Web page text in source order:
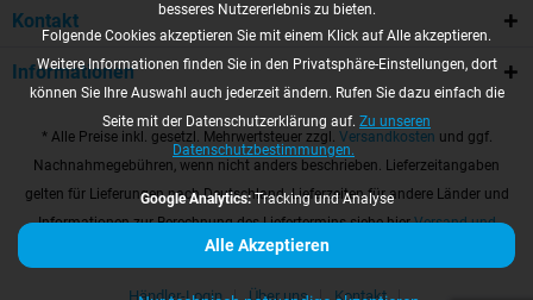
Kontakt
Informationen
* Alle Preise inkl. gesetzl. Mehrwertsteuer zzgl. Versandkosten und ggf.
Nachnahmegebühren, wenn nicht anders beschrieben. Lieferzeitangaben
gelten für Lieferungen nach Deutschland. Lieferzeiten für andere Länder und
Informationen zur Berechnung des Liefertermins siehe hierVersand und
Zahlungsbedingungen
Händler-Login Über uns Kontakt
besseres Nutzererlebnis zu bieten.
Folgende Cookies akzeptieren Sie mit einem Klick auf Alle akzeptieren.
Weitere Informationen finden Sie in den Privatsphäre-Einstellungen, dort
können Sie Ihre Auswahl auch jederzeit ändern. Rufen Sie dazu einfach die
Seite mit der Datenschutzerklärung auf. Zu unseren
Datenschutzbestimmungen.
Google Analytics:Tracking und Analyse
Alle Akzeptieren